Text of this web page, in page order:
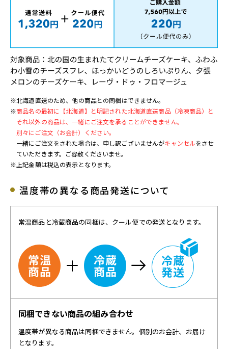
※北海道直送のため、他の商品との同梱はできません。
※商品名の最初に【北海道】と明記された北海道直送商品（冷凍商品）と
それ以外の商品は、一緒にご注文を承ることができません。
別々にご注文（お会計）ください。
一緒にご注文をされた場合は、申し訳ございませんがキャンセルをさせ
ていただきます。ご容赦くださいませ。
※上記金額は税込の表示となります。
温度帯の異なる商品発送について
常温商品と冷蔵商品の同梱は、クール便での発送となります。
同梱できない商品の組み合わせ
温度帯が異なる商品は同梱できません。個別のお会計、お届け
となります。